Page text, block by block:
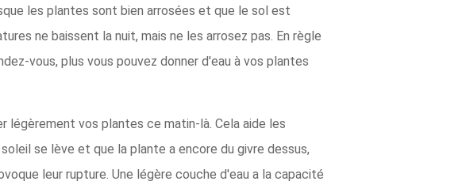
les plantes sont bien arrosées et que le sol est
ne baissent la nuit, mais ne les arrosez pas. En règle
vous, plus vous pouvez donner d'eau à vos plantes
légèrement vos plantes ce matin-là. Cela aide les
se lève et que la plante a encore du givre dessus,
leur rupture. Une légère couche d'eau a la capacité